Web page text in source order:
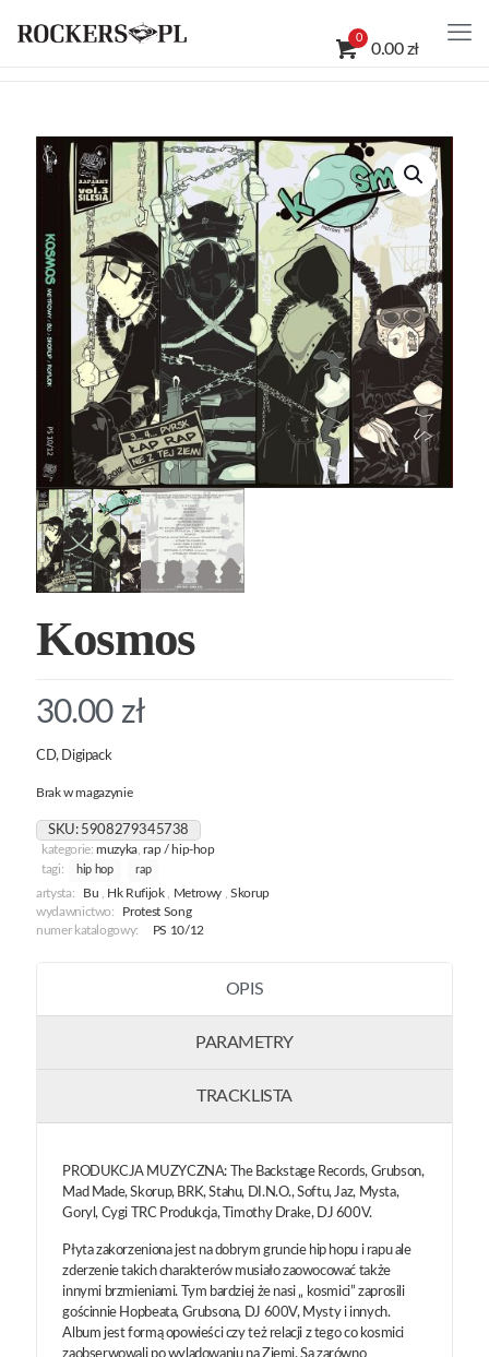
0
0.00 zł
Kosmos
30.00 zł
CD, Digipack
Brak w magazynie
SKU: 5908279345738
kategorie:muzyka ,rap / hip-hop
tagi:
hip hop rap
artysta: Bu Hk Rufijok, Metrowy ,Skorup
wydawnictwo:
Protest Song
numer katalogowy:
PS 10/12
OPIS
PARAMETRY
TRACKLISTA
PRODUKCJA MUZYCZNA: The Backstage Records, Grubson,
Mad Made, Skorup, BRK, Stahu, DI.N.O., Softu, Jaz, Mysta,
Goryl, Cygi TRC Produkcja, Timothy Drake, DJ 600V.
Płyta zakorzeniona jest na dobrym gruncie hip hopu i rapu ale
zderzenie takich charakterów musiało zaowocować także
innymi brzmieniami. Tym bardziej że nasi „ kosmici” zaprosili
gościnnie Hopbeata, Grubsona, DJ 600V, Mysty i innych.
Album jest formą opowieści czy też relacji z tego co kosmici
zaobserwowali po wylądowaniu na Ziemi. Są zarówno